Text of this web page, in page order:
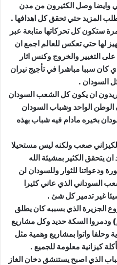
وايضا وصل الكثيرون من مدن
المزيد حتي تحقق كل اهدافها .
ستكون كل تحركاتها متابعة عبر
لها حتي تعكس للعالم اجمع ان
التغيير والخروج وكنس اثار
كان سببا مباشرا في تأجيج نيران
السودان .
يريدون ان يكون كل الشعب السودان
الوطن الواحد وشباب السودان
بخيره مادام فيه شباب بهذه
صعب ولكنه ليس مستحيلا
يتحقق الكثير بمشيئة الله
ودعواتنا للثوار وللسودان لن
السوداني الذي عاني كثيرا
غير تدمير كل شئ .
الجزيرة الذي بسببه كان يطلق
ودمروا السكة حديد وكل مشاريع
وحلفا واتوا بمشاريع وهمية مثل
كيزانية معلومة للجميع .
الذي اصبح يستنشق دخان الغاز